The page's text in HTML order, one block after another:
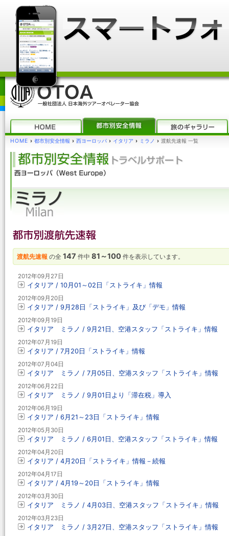
HOME › 都市別安全情報 › 西ヨーロッパ › イタリア › ミラノ › 渡航先速報 一覧
渡航先速報 の全 147 件中 81～100 件を表示しています。
2012年09月27日
イタリア / 10月01～02日「ストライキ」情報
2012年09月20日
イタリア / 9月28日「ストライキ」及び「デモ」情報
2012年09月19日
イタリア ミラノ / 9月21日、空港スタッフ「ストライキ」情報
2012年07月19日
イタリア / 7月20日「ストライキ」情報
2012年07月04日
イタリア ミラノ / 7月05日、空港スタッフ「ストライキ」情報
2012年06月22日
イタリア ミラノ / 9月01日より「滞在税」導入
2012年06月19日
イタリア / 6月21～23日「ストライキ」情報
2012年05月30日
イタリア ミラノ / 6月01日、空港スタッフ「ストライキ」情報
2012年04月20日
イタリア / 4月20日「ストライキ」情報－続報
2012年04月17日
イタリア / 4月19～20日「ストライキ」情報
2012年03月30日
イタリア ミラノ / 4月03日、空港スタッフ「ストライキ」情報
2012年03月23日
イタリア ミラノ / 3月27日、空港スタッフ「ストライキ」情報